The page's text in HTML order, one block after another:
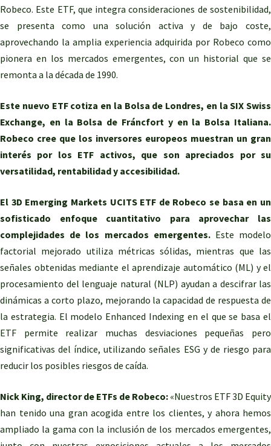
Robeco. Este ETF, que integra consideraciones de sostenibilidad,
se presenta como una solución activa y de bajo coste,
aprovechando la amplia experiencia adquirida por Robeco como
pionera en los mercados emergentes, con un historial que se
remonta a la década de 1990.
Este nuevo ETF cotiza en la Bolsa de Londres, en la SIX Swiss
Exchange, en la Bolsa de Fráncfort y en la Bolsa Italiana.
Robeco cree que los inversores europeos muestran un gran
interés por los ETF activos, que son apreciados por su
versatilidad, rentabilidad y accesibilidad.
El 3D Emerging Markets UCITS ETF de Robeco se basa en un
sofisticado enfoque cuantitativo para aprovechar las
complejidades de los mercados emergentes.Este modelo
factorial mejorado utiliza métricas sólidas, mientras que las
señales obtenidas mediante el aprendizaje automático (ML) y el
procesamiento del lenguaje natural (NLP) ayudan a descifrar las
dinámicas a corto plazo, mejorando la capacidad de respuesta de
la estrategia. El modelo Enhanced Indexing en el que se basa el
ETF permite realizar muchas desviaciones pequeñas pero
significativas del índice, utilizando señales ESG y de riesgo para
reducir los posibles riesgos de caída.
Nick King, director de ETFs de Robeco: «Nuestros ETF 3D Equity
han tenido una gran acogida entre los clientes, y ahora hemos
ampliado la gama con la inclusión de los mercados emergentes,